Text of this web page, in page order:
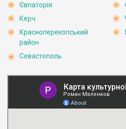
Євпаторія
Керч
Красноперекопський
район
Севастополь